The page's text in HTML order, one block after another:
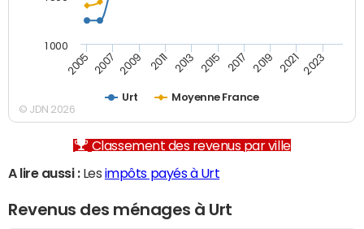
Urt Moyenne France
2005 2007 2009 2011 2013 2015 2017 2019 2021 2023
1 000
© JDN 2026
Classement des revenus par ville
A lire aussi :Les impôts payés à Urt
Revenus des ménages à Urt